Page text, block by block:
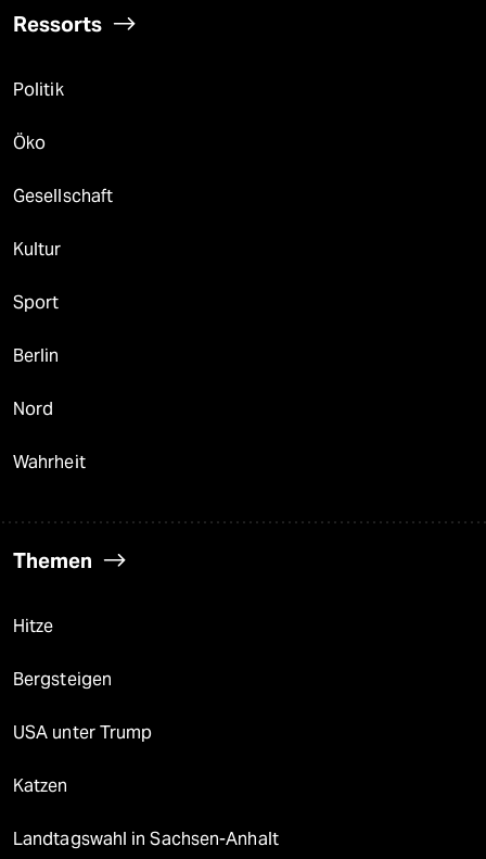
Ressorts
Politik
Öko
Gesellschaft
Kultur
Sport
Berlin
Nord
Wahrheit
Themen
Hitze
Bergsteigen
USA unter Trump
Katzen
Landtagswahl in Sachsen-Anhalt